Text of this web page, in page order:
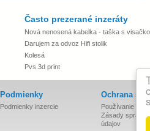
Často prezerané inzeráty
Nová nenosená kabelka - taška s
Darujem za odvoz Hifi stolik
Kolesá
Pvs.3d print
Podmienky
Podmienky inzercie
Ochrana
Používanie
Zásady
údajov